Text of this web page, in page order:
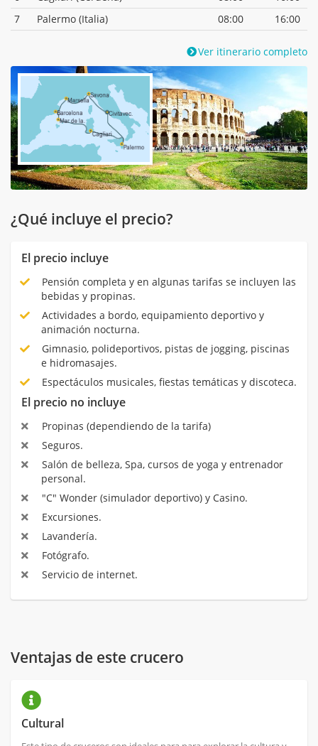
7
Palermo (Italia) 08:00 16:00
Ver itinerario completo
¿Qué incluye el precio?
El precio incluye
Pensión completa y en algunas tarifas se incluyen las
bebidas y propinas.
Actividades a bordo, equipamiento deportivo y
animación nocturna.
Gimnasio, polideportivos, pistas de jogging, piscinas
e hidromasajes.
Espectáculos musicales, fiestas temáticas y discoteca.
El precio no incluye
Propinas (dependiendo de la tarifa)
Seguros.
Salón de belleza, Spa, cursos de yoga y entrenador
personal.
"C" Wonder (simulador deportivo) y Casino.
Excursiones.
Lavandería.
Fotógrafo.
Servicio de internet.
Ventajas de este crucero
Cultural